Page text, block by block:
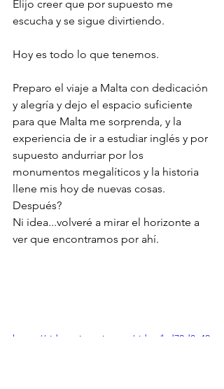
Elijo creer que por supuesto me
escucha y se sigue divirtiendo.
Hoy es todo lo que tenemos.
Preparo el viaje a Malta con dedicación
y alegría y dejo el espacio suficiente
para que Malta me sorprenda, y la
experiencia de ir a estudiar inglés y por
supuesto andurriar por los
monumentos megalíticos y la historia
llene mis hoy de nuevas cosas.
Después?
Ni idea...volveré a mirar el horizonte a
ver que encontramos por ahí.
https://video.wixstatic.com/video/bd72d0_42